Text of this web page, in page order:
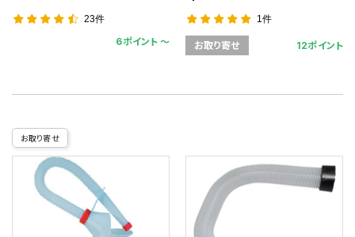
23件
6ポイント 〜
1件
お取り寄せ 12ポイント
お取り寄せ